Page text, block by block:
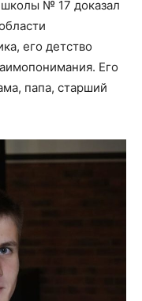
школы № 17 доказал
его детство
Его
папа, старший